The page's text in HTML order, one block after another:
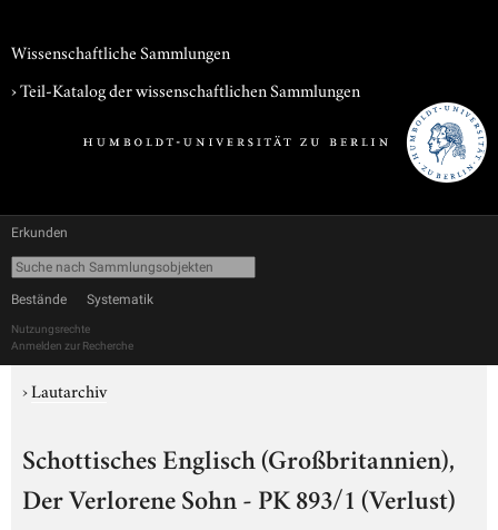
Wissenschaftliche Sammlungen
› Teil-Katalog der wissenschaftlichen Sammlungen
Erkunden
Bestände Systematik
Nutzungsrechte
Anmelden zur Recherche
›Lautarchiv
Schottisches Englisch (Großbritannien),
Der Verlorene Sohn - PK 893/1 (Verlust)